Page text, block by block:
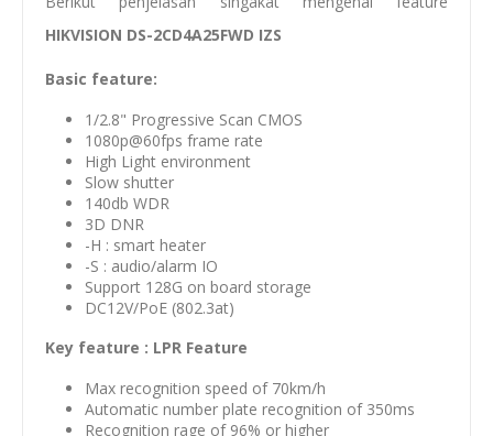
HIKVISION DS-2CD4A25FWD IZS
Basic feature:
1/2.8" Progressive Scan CMOS
1080p@60fps frame rate
High Light environment
Slow shutter
140db WDR
3D DNR
-H : smart heater
-S : audio/alarm IO
Support 128G on board storage
DC12V/PoE (802.3at)
Key feature : LPR Feature
Max recognition speed of 70km/h
Automatic number plate recognition of 350ms
Recognition rage of 96% or higher